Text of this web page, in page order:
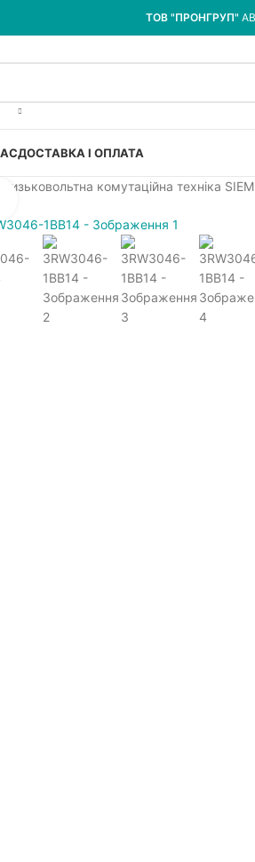
ТОВ "ПРОНГРУП"
ДОСТАВКА І ОПЛАТА
Низьковольтна комутаційна техніка